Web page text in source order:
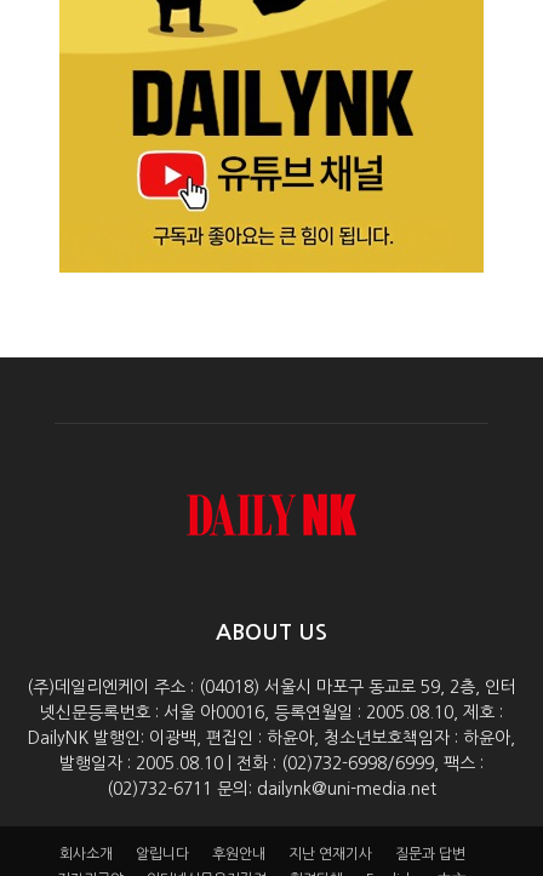
ABOUT US
(주)데일리엔케이 주소 : (04018) 서울시 마포구 동교로 59, 2층, 인터
넷신문등록번호 : 서울 아00016, 등록연월일 : 2005.08.10, 제호 :
DailyNK 발행인: 이광백, 편집인 : 하윤아, 청소년보호책임자 : 하윤아,
발행일자 : 2005.08.10 | 전화 : (02)732-6998/6999, 팩스 :
(02)732-6711 문의: dailynk@uni-media.net
회사소개 알립니다 후원안내 지난 연재기사
질문과 답변